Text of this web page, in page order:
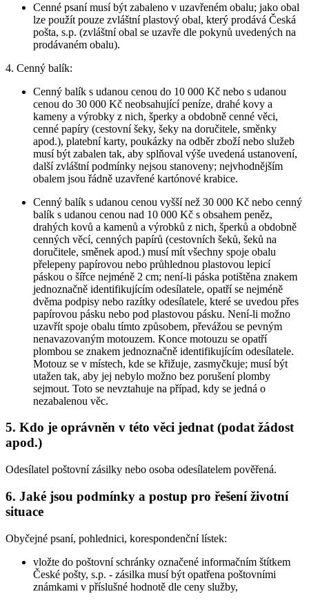
Cenné psaní musí být zabaleno v uzavřeném obalu; jako obal
lze použít pouze zvláštní plastový obal, který prodává Česká
pošta, s.p. (zvláštní obal se uzavře dle pokynů uvedených na
prodávaném obalu).
4. Cenný balík:
Cenný balík s udanou cenou do 10 000 Kč nebo s udanou
cenou do 30 000 Kč neobsahující peníze, drahé kovy a
kameny a výrobky z nich, šperky a obdobně cenné věci,
cenné papíry (cestovní šeky, šeky na doručitele, směnky
apod.), platební karty, poukázky na odběr zboží nebo služeb
musí být zabalen tak, aby splňoval výše uvedená ustanovení,
další zvláštní podmínky nejsou stanoveny; nejvhodnějším
obalem jsou řádně uzavřené kartónové krabice.
Cenný balík s udanou cenou vyšší než 30 000 Kč nebo cenný
balík s udanou cenou nad 10 000 Kč s obsahem peněz,
drahých kovů a kamenů a výrobků z nich, šperků a obdobně
cenných věcí, cenných papírů (cestovních šeků, šeků na
doručitele, směnek apod.) musí mít všechny spoje obalu
přelepeny papírovou nebo průhlednou plastovou lepicí
páskou o šířce nejméně 2 cm; není-li páska potištěna znakem
jednoznačně identifikujícím odesílatele, opatří se nejméně
dvěma podpisy nebo razítky odesílatele, které se uvedou přes
papírovou pásku nebo pod plastovou pásku. Není-li možno
uzavřít spoje obalu tímto způsobem, převážou se pevným
nenavazovaným motouzem. Konce motouzu se opatří
plombou se znakem jednoznačně identifikujícím odesílatele.
Motouz se v místech, kde se křižuje, zasmyčkuje; musí být
utažen tak, aby jej nebylo možno bez porušení plomby
sejmout. Toto se nevztahuje na případ, kdy se jedná o
nezabalenou věc.
5. Kdo je oprávněn v této věci jednat (podat žádost
apod.)
Odesílatel poštovní zásilky nebo osoba odesílatelem pověřená.
6. Jaké jsou podmínky a postup pro řešení životní
situace
Obyčejné psaní, pohlednici, korespondenční lístek:
vložte do poštovní schránky označené informačním štítkem
České pošty, s.p. - zásilka musí být opatřena poštovními
známkami v příslušné hodnotě dle ceny služby,